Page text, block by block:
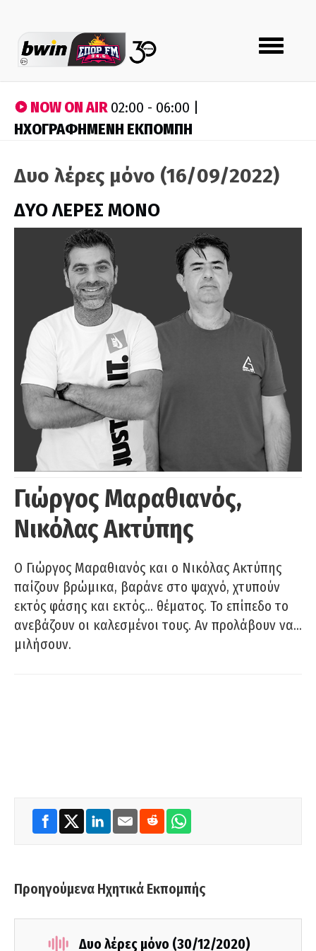
Toggle
navigation
NOW ON AIR02:00 - 06:00 |
ΗΧΟΓΡΑΦΗΜΕΝΗ ΕΚΠΟΜΠΗ
Δυο λέρες μόνο (16/09/2022)
ΔΥΟ ΛΕΡΕΣ ΜΟΝΟ
Γιώργος Μαραθιανός,
Νικόλας Ακτύπης
Ο Γιώργος Μαραθιανός και ο Νικόλας Ακτύπης
παίζουν βρώμικα, βαράνε στο ψαχνό, χτυπούν
εκτός φάσης και εκτός… θέματος. Το επίπεδο το
ανεβάζουν οι καλεσμένοι τους. Αν προλάβουν να…
μιλήσουν.
Προηγούμενα Ηχητικά Εκπομπής
Δυο λέρες μόνο (30/12/2020)